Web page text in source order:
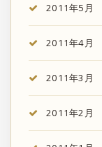
2011年5月
2011年4月
2011年3月
2011年2月